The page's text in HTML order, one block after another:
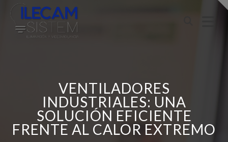
VENTILADORES
INDUSTRIALES: UNA
SOLUCIÓN EFICIENTE
FRENTE AL CALOR EXTREMO